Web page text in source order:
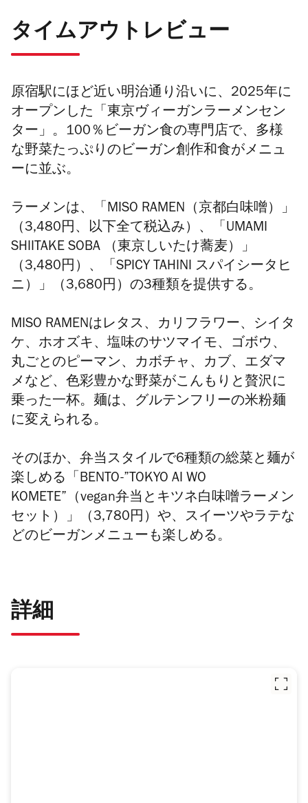
タイムアウトレビュー
原宿駅にほど近い明治通り沿いに、2025年に
オープンした「東京ヴィーガンラーメンセン
ター」。100％ビーガン食の専門店で、多様
な野菜たっぷりのビーガン創作和食がメニュ
ーに並ぶ。
ラーメンは、「MISO RAMEN（京都白味噌）」
（3,480円、以下全て税込み）、「UMAMI
SHIITAKE SOBA （東京しいたけ蕎麦）」
（3,480円）、「SPICY TAHINI スパイシータヒ
ニ）」（3,680円）の3種類を提供する。
MISO RAMENはレタス、カリフラワー、シイタ
ケ、ホオズキ、塩味のサツマイモ、ゴボウ、
丸ごとのピーマン、カボチャ、カブ、エダマ
メなど、色彩豊かな野菜がこんもりと贅沢に
乗った一杯。麺は、グルテンフリーの米粉麺
に変えられる。
そのほか、弁当スタイルで6種類の総菜と麺が
楽しめる「BENTO-”TOKYO AI WO
KOMETE”（vegan弁当とキツネ白味噌ラーメン
セット）」（3,780円）や、スイーツやラテな
どのビーガンメニューも楽しめる。
詳細